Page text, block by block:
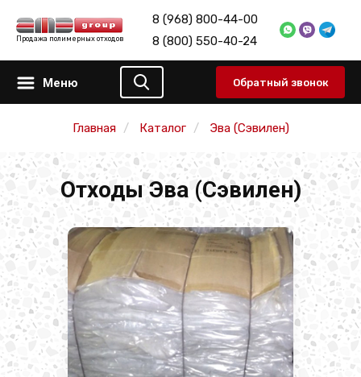
Продажа полимерных отходов
8 (968) 800-44-00
8 (800) 550-40-24
Меню Обратный звонок
Главная Каталог Эва (Сэвилен)
Отходы Эва (Сэвилен)